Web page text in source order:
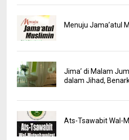
Menuju Jama’atul
Jima’ di Malam
dalam Jihad,
Ats-Tsawabit Wal-